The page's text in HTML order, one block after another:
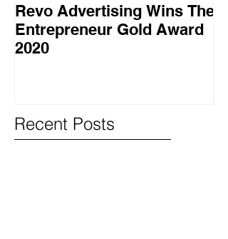
Revo Advertising Wins The
Entrepreneur Gold Award
2020
Recent Posts